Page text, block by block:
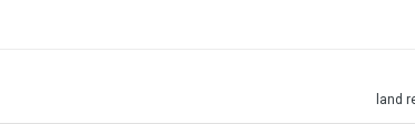
land